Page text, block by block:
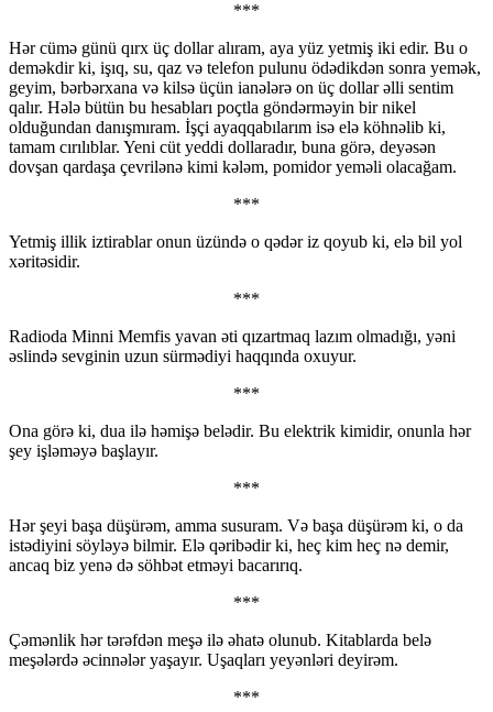
***
Hər cümə günü qırx üç dollar alıram, aya yüz yetmiş iki edir. Bu o
deməkdir ki, işıq, su, qaz və telefon pulunu ödədikdən sonra yemək,
geyim, bərbərxana və kilsə üçün ianələrə on üç dollar əlli sentim
qalır. Hələ bütün bu hesabları poçtla göndərməyin bir nikel
olduğundan danışmıram. İşçi ayaqqabılarım isə elə köhnəlib ki,
tamam cırılıblar. Yeni cüt yeddi dollaradır, buna görə, deyəsən
dovşan qardaşa çevrilənə kimi kələm, pomidor yeməli olacağam.
***
Yetmiş illik iztirablar onun üzündə o qədər iz qoyub ki, elə bil yol
xəritəsidir.
***
Radioda Minni Memfis yavan əti qızartmaq lazım olmadığı, yəni
əslində sevginin uzun sürmədiyi haqqında oxuyur.
***
Ona görə ki, dua ilə həmişə belədir. Bu elektrik kimidir, onunla hər
şey işləməyə başlayır.
***
Hər şeyi başa düşürəm, amma susuram. Və başa düşürəm ki, o da
istədiyini söyləyə bilmir. Elə qəribədir ki, heç kim heç nə demir,
ancaq biz yenə də söhbət etməyi bacarırıq.
***
Çəmənlik hər tərəfdən meşə ilə əhatə olunub. Kitablarda belə
meşələrdə əcinnələr yaşayır. Uşaqları yeyənləri deyirəm.
***